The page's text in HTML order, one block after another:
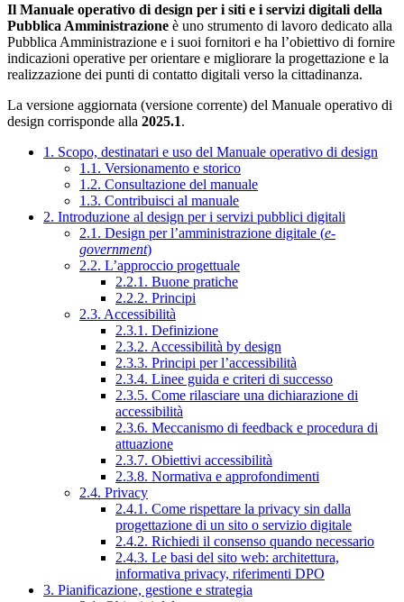
Il Manuale operativo di design per i siti e i servizi digitali della
Pubblica Amministrazione è uno strumento di lavoro dedicato alla
Pubblica Amministrazione e i suoi fornitori e ha l’obiettivo di fornire
indicazioni operative per orientare e migliorare la progettazione e la
realizzazione dei punti di contatto digitali verso la cittadinanza.
La versione aggiornata (versione corrente) del Manuale operativo di
design corrisponde alla 2025.1.
1. Scopo, destinatari e uso del Manuale operativo di design
1.1. Versionamento e storico
1.2. Consultazione del manuale
1.3. Contribuisci al manuale
2. Introduzione al design per i servizi pubblici digitali
2.1. Design per l’amministrazione digitale (e-
government)
2.2. L’approccio progettuale
2.2.1. Buone pratiche
2.2.2. Principi
2.3. Accessibilità
2.3.1. Definizione
2.3.2. Accessibilità by design
2.3.3. Principi per l’accessibilità
2.3.4. Linee guida e criteri di successo
2.3.5. Come rilasciare una dichiarazione di
accessibilità
2.3.6. Meccanismo di feedback e procedura di
attuazione
2.3.7. Obiettivi accessibilità
2.3.8. Normativa e approfondimenti
2.4. Privacy
2.4.1. Come rispettare la privacy sin dalla
progettazione di un sito o servizio digitale
2.4.2. Richiedi il consenso quando necessario
2.4.3. Le basi del sito web: architettura,
informativa privacy, riferimenti DPO
3. Pianificazione, gestione e strategia